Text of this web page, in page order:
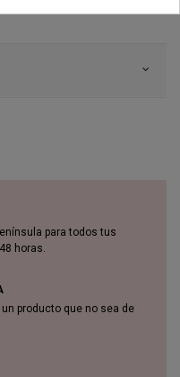
para todos tus
horas.
producto que no sea de